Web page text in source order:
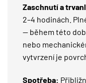
Zaschnutí a
2–4 hodinách.
— během této
nebo
vytvrzení je
Spotřeba: